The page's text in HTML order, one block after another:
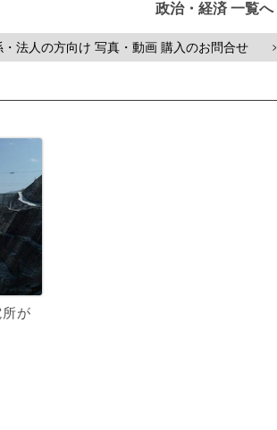
政治・経済 一覧へ
・法人の方向け 写真・動画 購入のお問合せ >
が